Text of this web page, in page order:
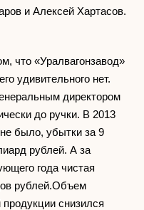
и Алексей Хартасов.
что «Уралвагонзавод»
удивительного нет.
директором
до ручки. В 2013
не было, убытки за 9
рублей. А за
года чистая
рублей.Объем
снизился